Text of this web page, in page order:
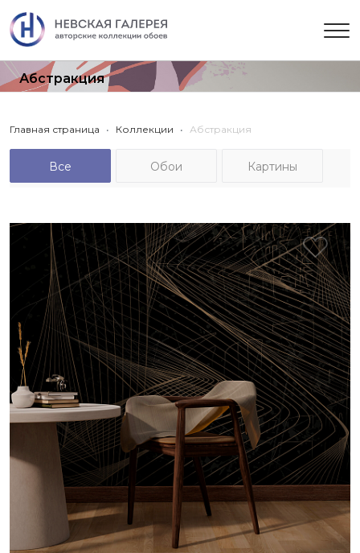
Абстракция
Главная страница Коллекции Абстракция
Все Обои Картины